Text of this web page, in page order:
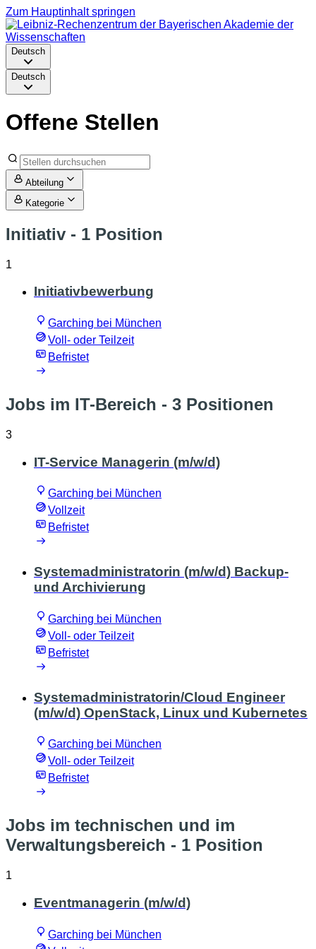
Zum Hauptinhalt springen
Deutsch
Deutsch
Offene Stellen
Abteilung
Kategorie
Initiativ - 1 Position
1
Initiativbewerbung
Garching bei München
Voll- oder Teilzeit
Befristet
Jobs im IT-Bereich - 3 Positionen
3
IT-Service Managerin (m/w/d)
Garching bei München
Vollzeit
Befristet
Systemadministratorin (m/w/d) Backup-
und Archivierung
Garching bei München
Voll- oder Teilzeit
Befristet
Systemadministratorin/Cloud Engineer
(m/w/d) OpenStack, Linux und Kubernetes
Garching bei München
Voll- oder Teilzeit
Befristet
Jobs im technischen und im
Verwaltungsbereich - 1 Position
1
Eventmanagerin (m/w/d)
Garching bei München